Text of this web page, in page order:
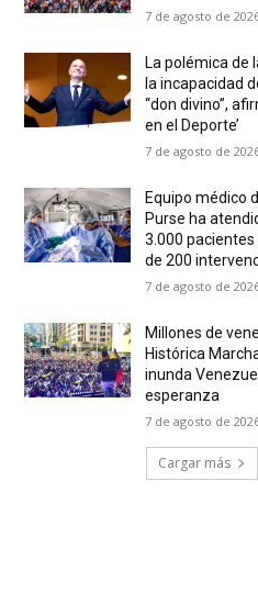
7 de agosto de
La polémica de
la incapacidad
“don divino”,
en el Deporte’
7 de agosto de
Equipo médico
Purse ha
3.000
de 200
7 de agosto de
Millones de
Histórica
inunda
esperanza
7 de agosto de
Cargar más